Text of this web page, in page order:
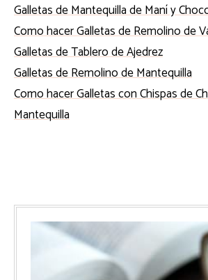
Galletas de Mantequilla de Maní y
Como hacer Galletas de Remolino de
Galletas de Tablero de Ajedrez
Galletas de Remolino de Mantequilla
Como hacer Galletas con Chispas de
Mantequilla